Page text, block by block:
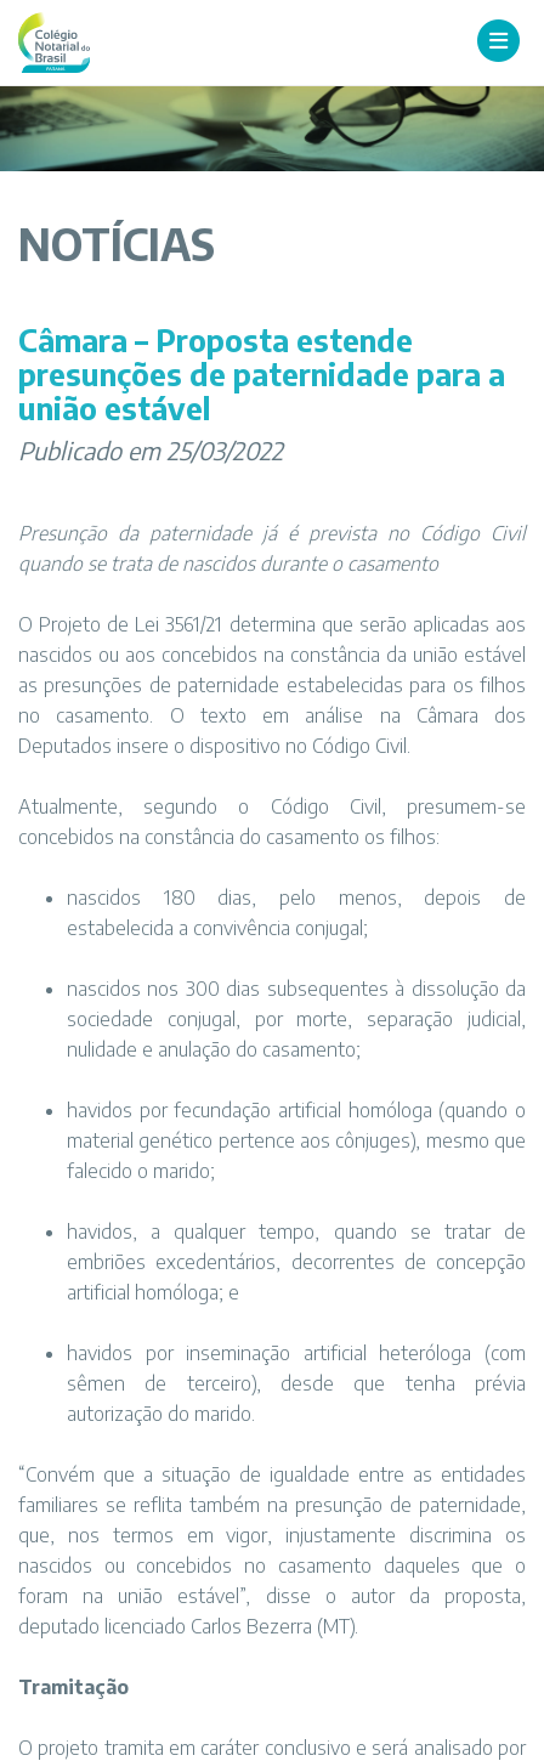
NOTÍCIAS
Câmara – Proposta estende
presunções de paternidade para a
união estável
Publicado em 25/03/2022
Presunção da paternidade já é prevista no Código Civil
quando se trata de nascidos durante o casamento
O Projeto de Lei 3561/21 determina que serão aplicadas aos
nascidos ou aos concebidos na constância da união estável
as presunções de paternidade estabelecidas para os filhos
no casamento. O texto em análise na Câmara dos
Deputados insere o dispositivo no Código Civil.
Atualmente, segundo o Código Civil, presumem-se
concebidos na constância do casamento os filhos:
nascidos 180 dias, pelo menos, depois de
estabelecida a convivência conjugal;
nascidos nos 300 dias subsequentes à dissolução da
sociedade conjugal, por morte, separação judicial,
nulidade e anulação do casamento;
havidos por fecundação artificial homóloga (quando o
material genético pertence aos cônjuges), mesmo que
falecido o marido;
havidos, a qualquer tempo, quando se tratar de
embriões excedentários, decorrentes de concepção
artificial homóloga; e
havidos por inseminação artificial heteróloga (com
sêmen de terceiro), desde que tenha prévia
autorização do marido.
“Convém que a situação de igualdade entre as entidades
familiares se reflita também na presunção de paternidade,
que, nos termos em vigor, injustamente discrimina os
nascidos ou concebidos no casamento daqueles que o
foram na união estável”, disse o autor da proposta,
deputado licenciado Carlos Bezerra (MT).
Tramitação
O projeto tramita em caráter conclusivo e será analisado por